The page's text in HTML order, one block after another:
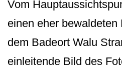
Vom
einen eher bewaldeten
dem Badeort Walu
einleitende Bild des